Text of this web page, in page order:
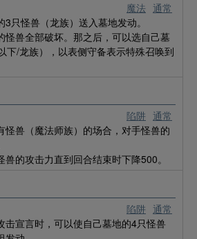
魔法 通常
3只怪兽（龙族）送入墓地发动。
怪兽全部破坏。那之后，可以选自己墓
下/龙族），以表侧守备表示特殊召唤到
陷阱 通常
怪兽（魔法师族）的场合，对手怪兽的
兽的攻击力直到回合结束时下降500。
陷阱 通常
击宣言时，可以使自己墓地的4只怪兽